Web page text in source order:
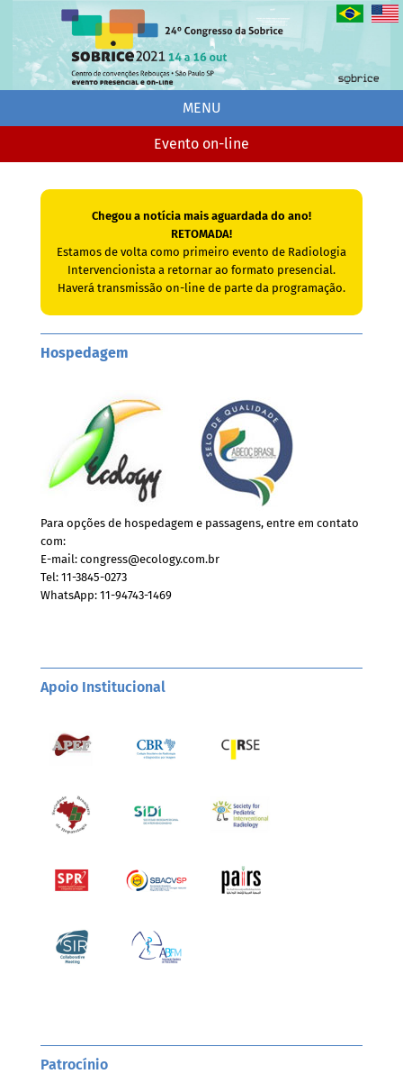
Evento on-line
MENU
Chegou a notícia mais aguardada do ano!
RETOMADA!
Estamos de volta como primeiro evento de Radiologia
Intervencionista a retornar ao formato presencial.
Haverá transmissão on-line de parte da programação.
Hospedagem
Para opções de hospedagem e passagens, entre em contato
com:
E-mail: congress@ecology.com.br
Tel: 11-3845-0273
WhatsApp: 11-94743-1469
Apoio Institucional
Patrocínio